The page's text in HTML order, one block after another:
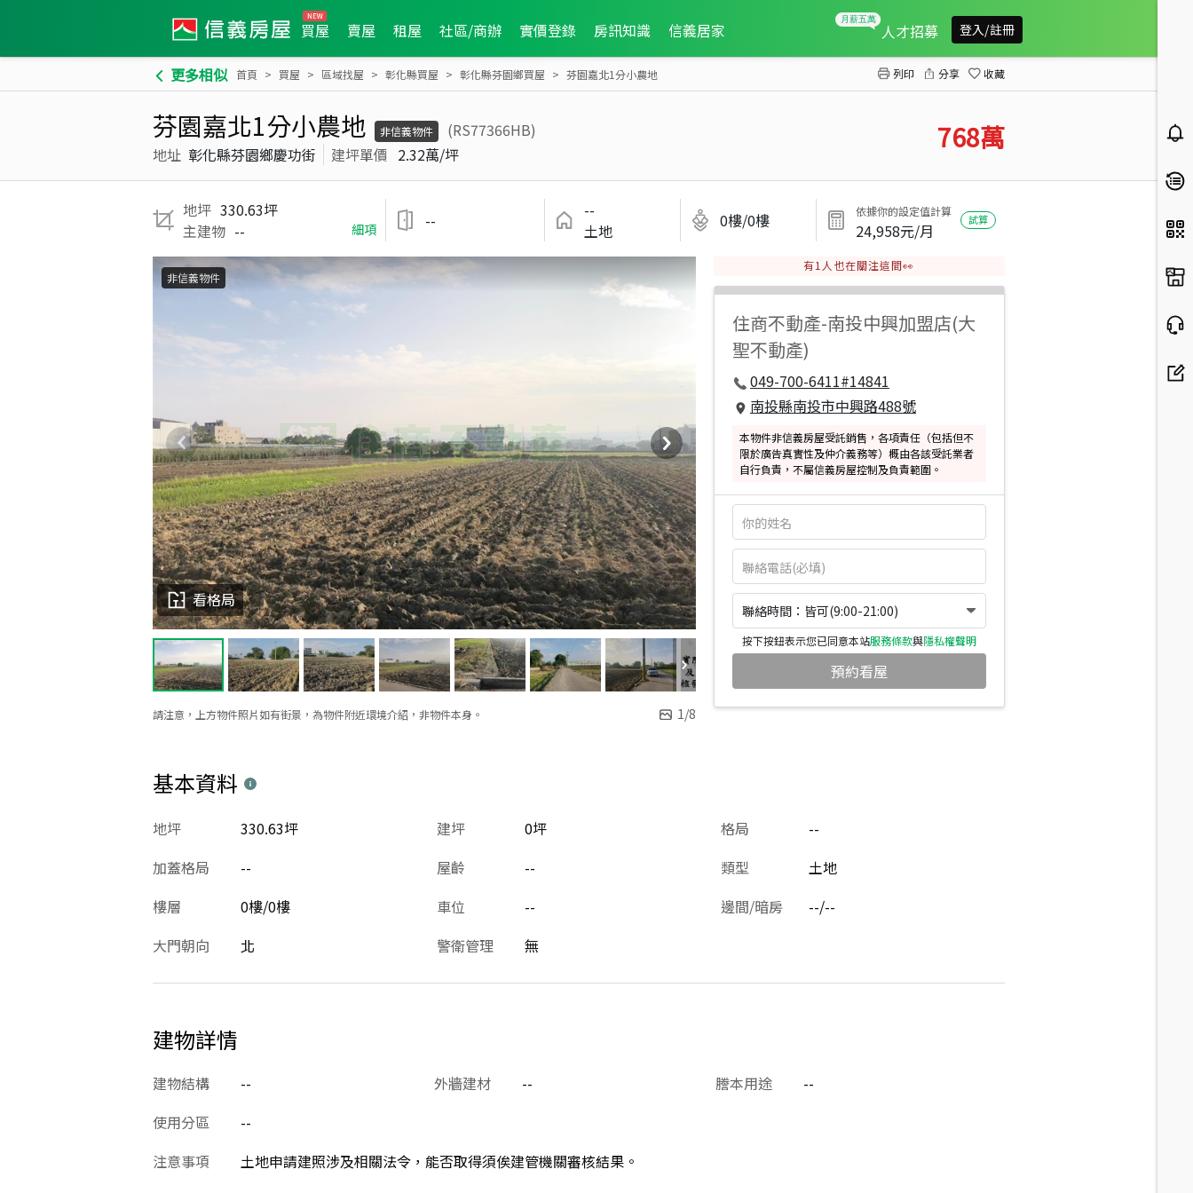
買屋 賣屋 租屋 社區/商辦 實價登錄 房訊知識 信義居家 人才招募 登入/註冊
更多相似 首頁 買屋 區域找屋 彰化縣買屋 彰化縣芬園鄉買屋 芬園嘉北1分小農地 列印 分享 收藏
芬園嘉北1分小農地 非信義物件
(RS77366HB)
地址 彰化縣芬園鄉慶功街 建坪單價 2.32萬/坪 768萬
地坪 330.63坪
主建物 -- 細項 --
--
土地
0樓/0樓 依據你的設定值計算
24,958元/月
試算
請注意，上方物件照片如有街景，為物件附近環境介紹，非物件本身。 1/8
看格局
非信義物件
有1 人也在關注這間👀
住商不動產-南投中興加盟店(大
聖不動產)
049-700-6411#14841
南投縣南投市中興路488號
本物件非信義房屋受託銷售，各項責任（包括但不
限於廣告真實性及仲介義務等）概由各該受託業者
自行負責，不屬信義房屋控制及負責範圍。
聯絡時間：皆可(9:00-21:00)
按下按鈕表示您已同意本站服務條款與隱私權聲明
預約看屋
基本資料
建坪 0坪
地坪 330.63坪 格局
--
加蓋格局
-- 屋齡 -- 類型
土地
樓層
0樓/0樓 車位 -- 邊間/暗房
--/--
大門朝向
北 警衛管理 無
建物詳情
建物結構 -- 外牆建材 -- 謄本用途
--
使用分區
--
注意事項
土地申請建照涉及相關法令，能否取得須俟建管機關審核結果。